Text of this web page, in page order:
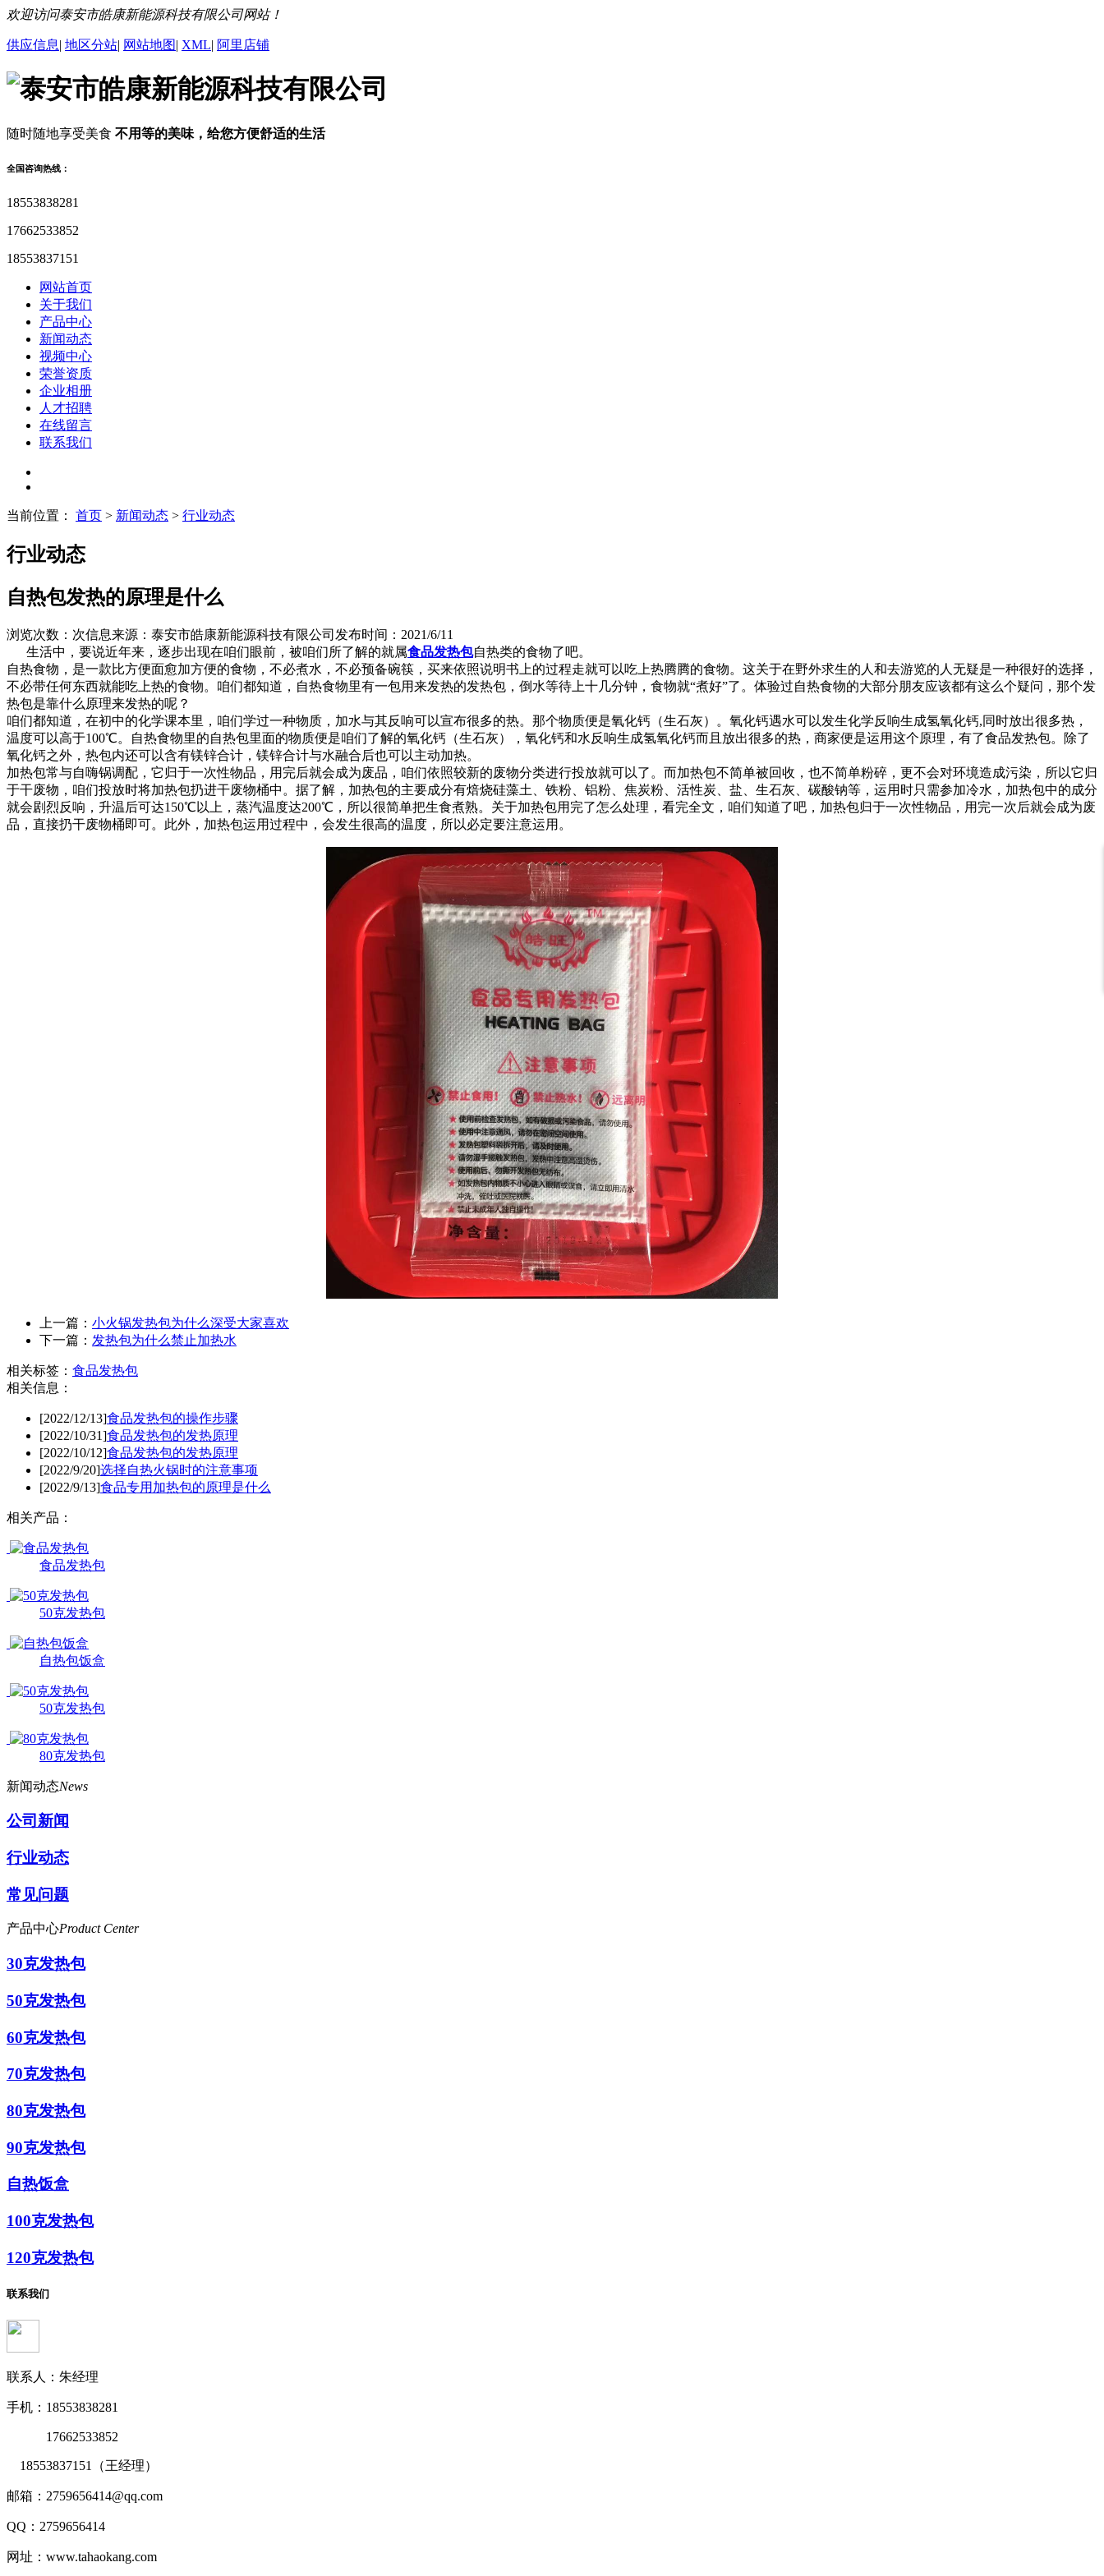
欢迎访问泰安市皓康新能源科技有限公司网站！
供应信息| 地区分站| 网站地图| XML| 阿里店铺
随时随地享受美食 不用等的美味，给您方便舒适的生活
全国咨询热线：
18553838281
17662533852
18553837151
网站首页
关于我们
产品中心
新闻动态
视频中心
荣誉资质
企业相册
人才招聘
在线留言
联系我们
当前位置： 首页 > 新闻动态 > 行业动态
行业动态
自热包发热的原理是什么
浏览次数： 次信息来源：泰安市皓康新能源科技有限公司 发布时间：2021/6/11
生活中，要说近年来，逐步出现在咱们眼前，被咱们所了解的就属食品发热包自热类的食物了吧。
自热食物，是一款比方便面愈加方便的食物，不必煮水，不必预备碗筷，买来依照说明书上的过程走就可以吃上热腾腾的食物。这关于在野外求生的人和去游览的人无疑是一种很好的选择，
不必带任何东西就能吃上热的食物。咱们都知道，自热食物里有一包用来发热的发热包，倒水等待上十几分钟，食物就“煮好”了。体验过自热食物的大部分朋友应该都有这么个疑问，那个发
热包是靠什么原理来发热的呢？
咱们都知道，在初中的化学课本里，咱们学过一种物质，加水与其反响可以宣布很多的热。那个物质便是氧化钙（生石灰）。氧化钙遇水可以发生化学反响生成氢氧化钙,同时放出很多热，
温度可以高于100℃。自热食物里的自热包里面的物质便是咱们了解的氧化钙（生石灰），氧化钙和水反响生成氢氧化钙而且放出很多的热，商家便是运用这个原理，有了食品发热包。除了
氧化钙之外，热包内还可以含有镁锌合计，镁锌合计与水融合后也可以主动加热。
加热包常与自嗨锅调配，它归于一次性物品，用完后就会成为废品，咱们依照较新的废物分类进行投放就可以了。而加热包不简单被回收，也不简单粉碎，更不会对环境造成污染，所以它归
于干废物，咱们投放时将加热包扔进干废物桶中。据了解，加热包的主要成分有焙烧硅藻土、铁粉、铝粉、焦炭粉、活性炭、盐、生石灰、碳酸钠等，运用时只需参加冷水，加热包中的成分
就会剧烈反响，升温后可达150℃以上，蒸汽温度达200℃，所以很简单把生食煮熟。关于加热包用完了怎么处理，看完全文，咱们知道了吧，加热包归于一次性物品，用完一次后就会成为废
品，直接扔干废物桶即可。此外，加热包运用过程中，会发生很高的温度，所以必定要注意运用。
上一篇： 小火锅发热包为什么深受大家喜欢
下一篇： 发热包为什么禁止加热水
相关标签： 食品发热包
相关信息：
[2022/12/13]食品发热包的操作步骤
[2022/10/31]食品发热包的发热原理
[2022/10/12]食品发热包的发热原理
[2022/9/20]选择自热火锅时的注意事项
[2022/9/13]食品专用加热包的原理是什么
相关产品：
食品发热包
50克发热包
自热包饭盒
50克发热包
80克发热包
新闻动态News
公司新闻
行业动态
常见问题
产品中心Product Center
30克发热包
50克发热包
60克发热包
70克发热包
80克发热包
90克发热包
自热饭盒
100克发热包
120克发热包
联系我们
联系人：朱经理
手机：18553838281
17662533852
18553837151（王经理）
邮箱：2759656414@qq.com
QQ：2759656414
网址：www.tahaokang.com